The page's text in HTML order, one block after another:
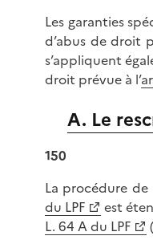
Les garanties
d’abus de droit
s’appliquent
droit prévue à l’
A. Le
150
La procédure
du LPF
est
L. 64 A du LPF
(